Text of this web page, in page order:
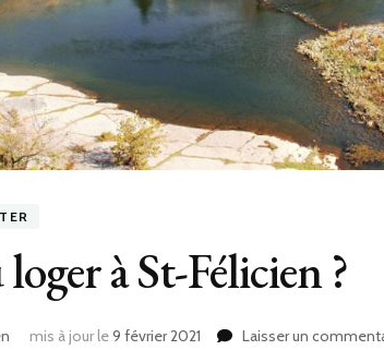
à St-Félicien ?
mis à jour le9 février 2021 Laisser un